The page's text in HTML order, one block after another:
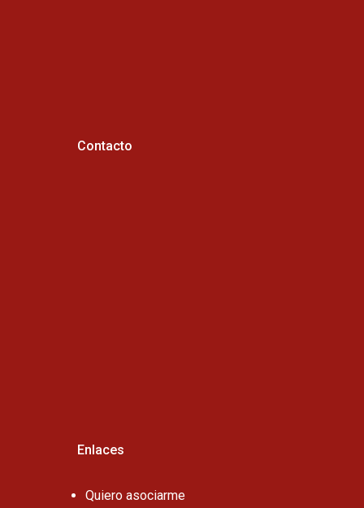
Contacto
Enlaces
Quiero asociarme